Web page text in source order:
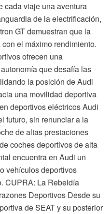
cada viaje una aventura
de la electrificación,
GT demuestran que la
el máximo rendimiento.
ofrecen una
que desafía las
la posición de Audi
una movilidad deportiva
deportivos eléctricos Audi
futuro, sin renunciar a la
de altas prestaciones
coches deportivos de alta
encuentra en Audi un
vehículos deportivos
CUPRA: La Rebeldía
Deportivos Desde su
de SEAT y su posterior